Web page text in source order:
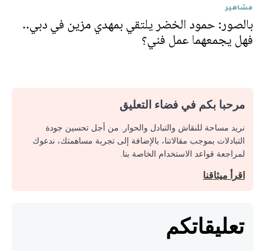
مشاهير
بالصور: حمود الخضر يلتقي بمهدي مزين في دبي..
فهل يجمعهما عمل فني؟
مرحبا بكم في فضاء التعليق
نريد مساحة للنقاش والتبادل والحوار. من أجل تحسين جودة
التبادلات بموجب مقالاتنا، بالإضافة إلى تجربة مساهمتك، ندعوك
لمراجعة قواعد الاستخدام الخاصة بنا.
اقرأ ميثاقنا
تعليقاتكم